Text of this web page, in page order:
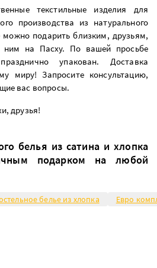
текстильные изделия для
производства из натурального
подарить близким, друзьям,
ним на Пасху. По вашей просьбе
упакован. Доставка
миру! Запросите консультацию,
вас вопросы.
друзья!
белья из сатина и хлопка
подарком на любой
белье из хлопка Евро